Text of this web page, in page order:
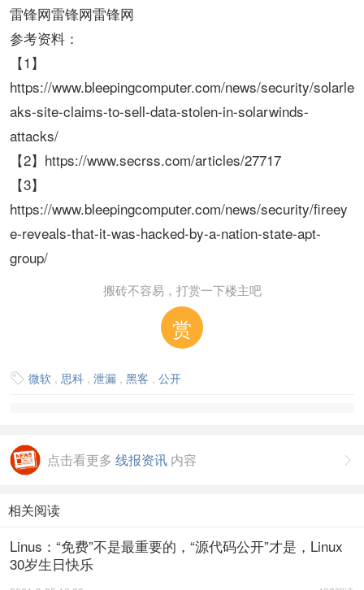
雷锋网雷锋网雷锋网
参考资料：
【1】
https://www.bleepingcomputer.com/news/security/solarle
aks-site-claims-to-sell-data-stolen-in-solarwinds-
attacks/
【2】https://www.secrss.com/articles/27717
【3】
https://www.bleepingcomputer.com/news/security/fireey
e-reveals-that-it-was-hacked-by-a-nation-state-apt-
group/
搬砖不容易，打赏一下楼主吧
赏
 微软 , 思科 , 泄漏 , 黑客 , 公开

点击看更多 线报资讯 内容
相关阅读
Linus：“免费”不是最重要的，“源代码公开”才是，Linux
30岁生日快乐